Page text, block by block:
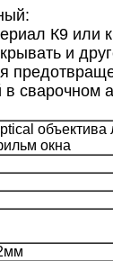
К9 или
и
сварочном
объектива
окна